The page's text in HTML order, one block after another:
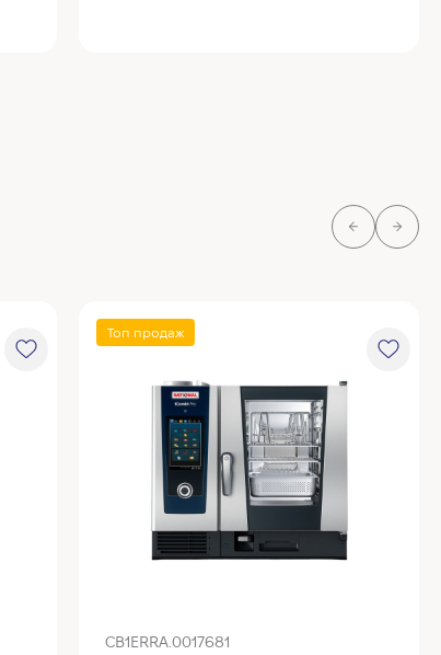
Топ продаж
CB1ERRA.0017681